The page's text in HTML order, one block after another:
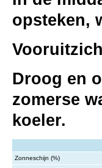
opsteken,
Droog en
zomerse
koeler.
Zonneschijn (%)